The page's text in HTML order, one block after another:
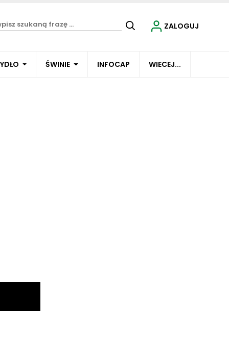
ŚWINIE INFOCAP WIECEJ...
ZALOGUJ